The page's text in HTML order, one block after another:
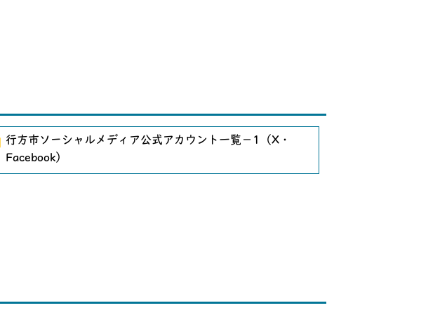
行方市ソーシャルメディア公式アカウント一覧－1（X・
Facebook）